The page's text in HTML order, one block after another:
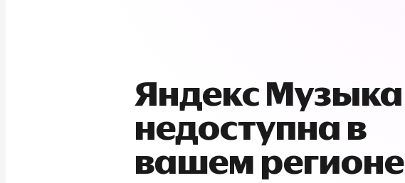
Яндекс Музыка
недоступна в
вашем регионе